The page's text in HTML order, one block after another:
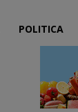
POLITICA